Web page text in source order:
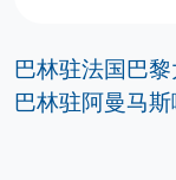
巴林驻法国巴
巴林驻阿曼马